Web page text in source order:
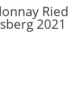
Ried
2021